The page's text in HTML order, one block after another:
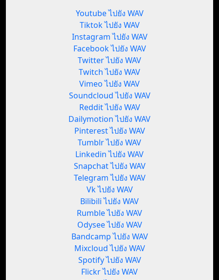
Youtube ไปยัง WAV
Tiktok ไปยัง WAV
Instagram ไปยัง WAV
Facebook ไปยัง WAV
Twitter ไปยัง WAV
Twitch ไปยัง WAV
Vimeo ไปยัง WAV
Soundcloud ไปยัง WAV
Reddit ไปยัง WAV
Dailymotion ไปยัง WAV
Pinterest ไปยัง WAV
Tumblr ไปยัง WAV
Linkedin ไปยัง WAV
Snapchat ไปยัง WAV
Telegram ไปยัง WAV
Vk ไปยัง WAV
Bilibili ไปยัง WAV
Rumble ไปยัง WAV
Odysee ไปยัง WAV
Bandcamp ไปยัง WAV
Mixcloud ไปยัง WAV
Spotify ไปยัง WAV
Flickr ไปยัง WAV